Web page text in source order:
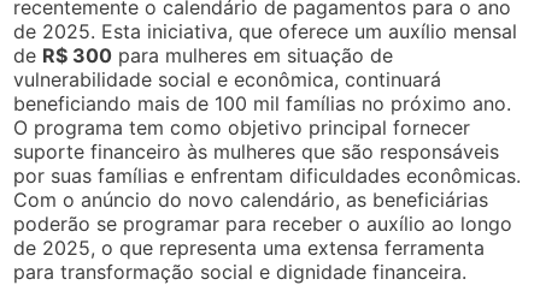
recentemente o calendário de pagamentos para o ano
de 2025. Esta iniciativa, que oferece um auxílio mensal
de R$ 300 para mulheres em situação de
vulnerabilidade social e econômica, continuará
beneficiando mais de 100 mil famílias no próximo ano.
O programa tem como objetivo principal fornecer
suporte financeiro às mulheres que são responsáveis
por suas famílias e enfrentam dificuldades econômicas.
Com o anúncio do novo calendário, as beneficiárias
poderão se programar para receber o auxílio ao longo
de 2025, o que representa uma extensa ferramenta
para transformação social e dignidade financeira.